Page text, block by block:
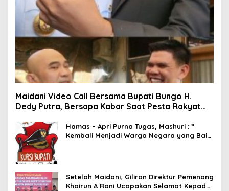
Maidani Video Call Bersama Bupati Bungo H.
Dedy Putra, Bersapa Kabar Saat Pesta Rakyat
Hamas – Apri Purna Tugas, Mashuri : ”
Kembali Menjadi Warga Negara yang Baik,
Setelah Maidani, Giliran Direktur Pemenang
Khairun A Roni Ucapakan Selamat Kepada